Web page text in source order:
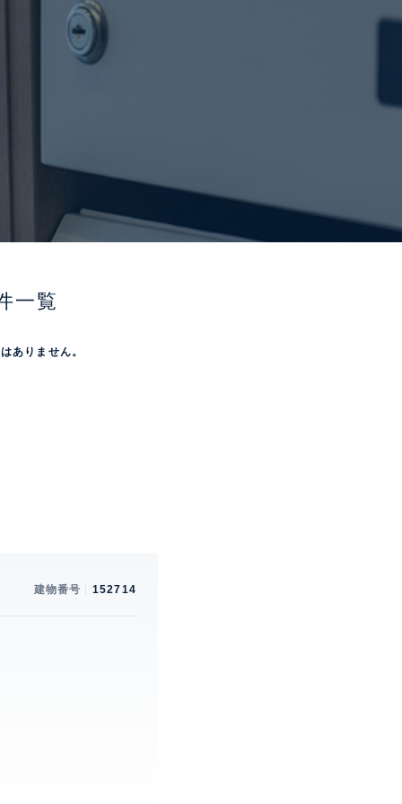
一覧
ありません。
建物番号 152714